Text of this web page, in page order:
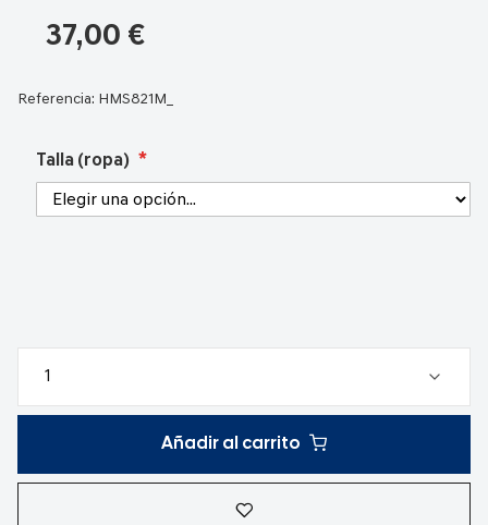
37,00 €
Referencia: HMS821M_
Talla (ropa)
Añadir al carrito
imágenes